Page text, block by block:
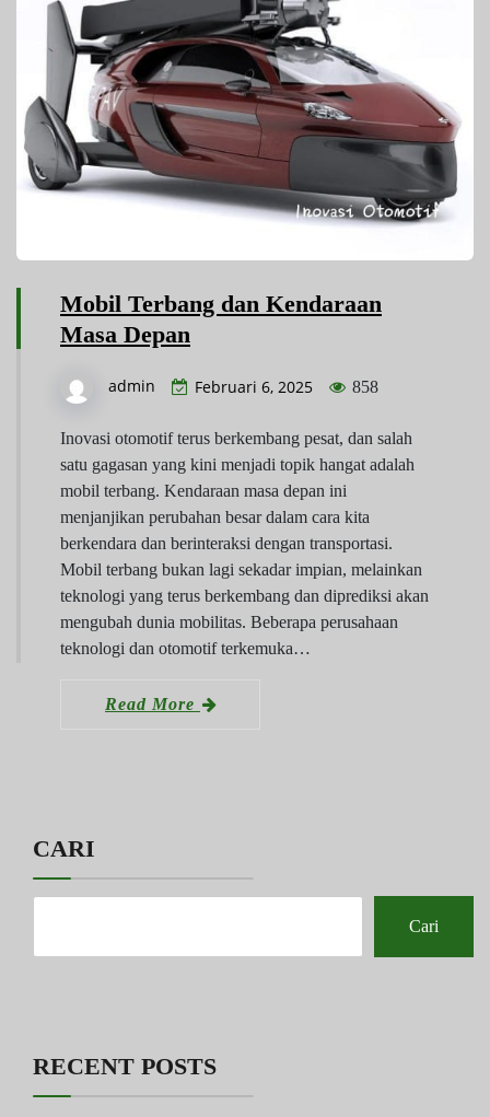
Mobil Terbang dan Kendaraan
Masa Depan
admin Februari 6, 2025 858
Inovasi otomotif terus berkembang pesat, dan salah
satu gagasan yang kini menjadi topik hangat adalah
mobil terbang. Kendaraan masa depan ini
menjanjikan perubahan besar dalam cara kita
berkendara dan berinteraksi dengan transportasi.
Mobil terbang bukan lagi sekadar impian, melainkan
teknologi yang terus berkembang dan diprediksi akan
mengubah dunia mobilitas. Beberapa perusahaan
teknologi dan otomotif terkemuka…
Read More
CARI
Cari
RECENT POSTS